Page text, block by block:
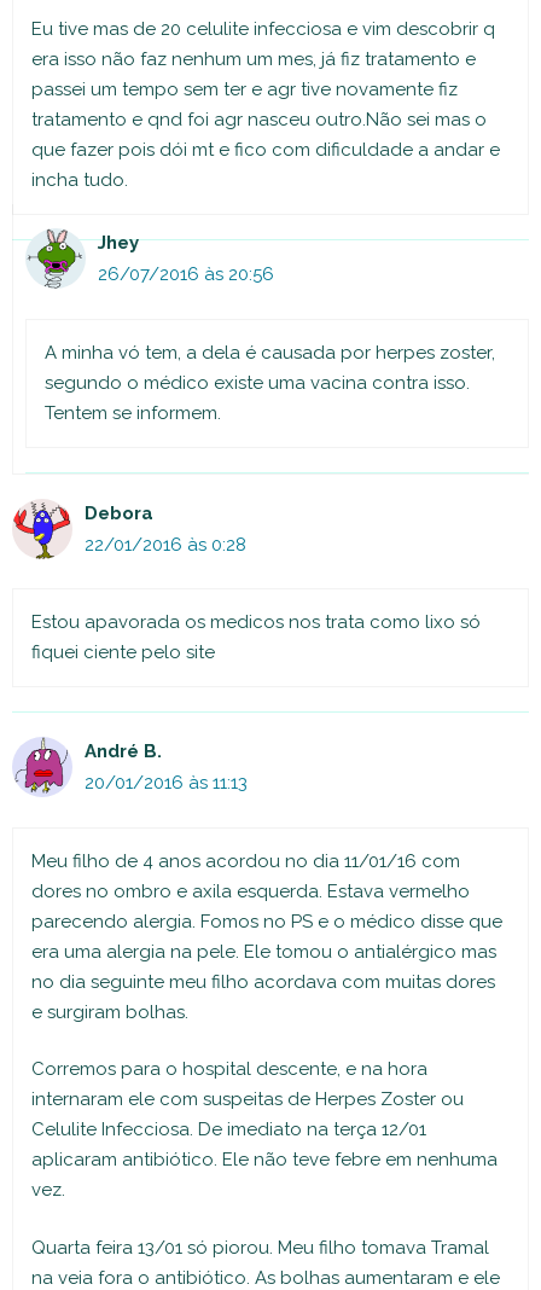
Eu tive mas de 20 celulite infecciosa e vim descobrir q
era isso não faz nenhum um mes, já fiz tratamento e
passei um tempo sem ter e agr tive novamente fiz
tratamento e qnd foi agr nasceu outro.Não sei mas o
que fazer pois dói mt e fico com dificuldade a andar e
incha tudo.
Jhey
26/07/2016 às 20:56
A minha vó tem, a dela é causada por herpes zoster,
segundo o médico existe uma vacina contra isso.
Tentem se informem.
Debora
22/01/2016 às 0:28
Estou apavorada os medicos nos trata como lixo só
fiquei ciente pelo site
André B.
20/01/2016 às 11:13
Meu filho de 4 anos acordou no dia 11/01/16 com
dores no ombro e axila esquerda. Estava vermelho
parecendo alergia. Fomos no PS e o médico disse que
era uma alergia na pele. Ele tomou o antialérgico mas
no dia seguinte meu filho acordava com muitas dores
e surgiram bolhas.
Corremos para o hospital descente, e na hora
internaram ele com suspeitas de Herpes Zoster ou
Celulite Infecciosa. De imediato na terça 12/01
aplicaram antibiótico. Ele não teve febre em nenhuma
vez.
Quarta feira 13/01 só piorou. Meu filho tomava Tramal
na veia fora o antibiótico. As bolhas aumentaram e ele